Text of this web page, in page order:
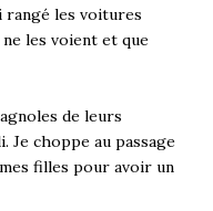
rangé les voitures
les voient et que
de leurs
Je choppe au passage
filles pour avoir un